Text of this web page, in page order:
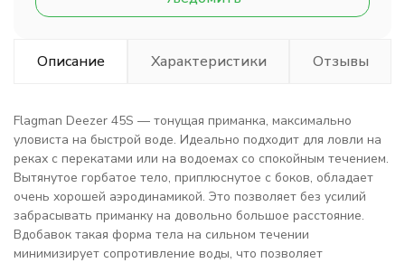
Описание Характеристики Отзывы
Flagman Deezer 45S — тонущая приманка, максимально
уловиста на быстрой воде. Идеально подходит для ловли на
реках с перекатами или на водоемах со спокойным течением.
Вытянутое горбатое тело, приплюснутое с боков, обладает
очень хорошей аэродинамикой. Это позволяет без усилий
забрасывать приманку на довольно большое расстояние.
Вдобавок такая форма тела на сильном течении
минимизирует сопротивление воды, что позволяет